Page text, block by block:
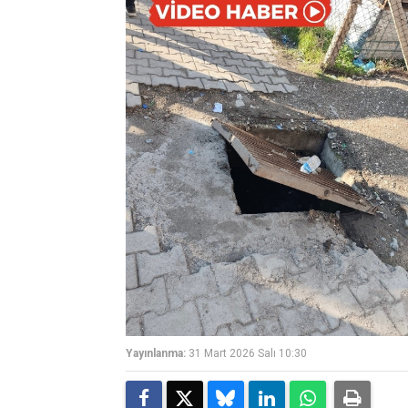
Yayınlanma: 31 Mart 2026 Salı 10:30